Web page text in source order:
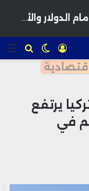
للبحث الوضع
المظلم
تسجيل
الدخول
يرتفع
في